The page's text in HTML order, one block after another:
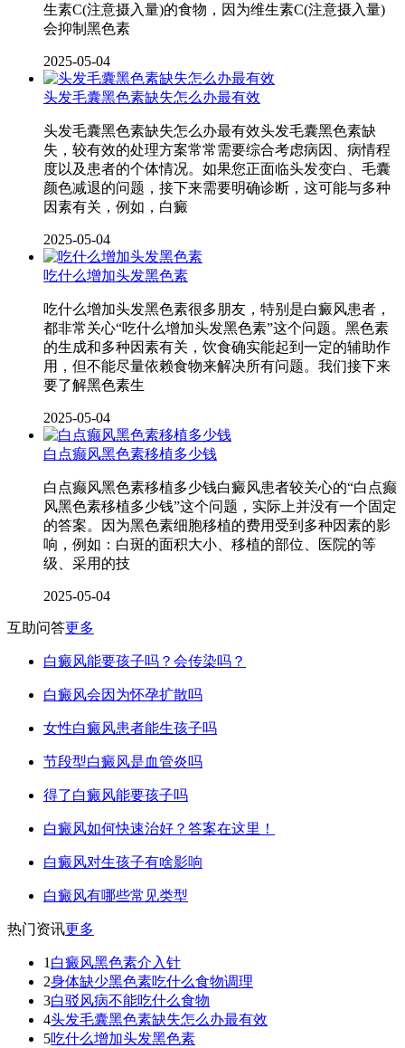
生素C(注意摄入量)的食物，因为维生素C(注意摄入量)
会抑制黑色素
2025-05-04
头发毛囊黑色素缺失怎么办最有效
头发毛囊黑色素缺失怎么办最有效头发毛囊黑色素缺
失，较有效的处理方案常常需要综合考虑病因、病情程
度以及患者的个体情况。如果您正面临头发变白、毛囊
颜色减退的问题，接下来需要明确诊断，这可能与多种
因素有关，例如，白癜
2025-05-04
吃什么增加头发黑色素
吃什么增加头发黑色素很多朋友，特别是白癜风患者，
都非常关心“吃什么增加头发黑色素”这个问题。黑色素
的生成和多种因素有关，饮食确实能起到一定的辅助作
用，但不能尽量依赖食物来解决所有问题。我们接下来
要了解黑色素生
2025-05-04
白点癫风黑色素移植多少钱
白点癫风黑色素移植多少钱白癜风患者较关心的“白点癫
风黑色素移植多少钱”这个问题，实际上并没有一个固定
的答案。因为黑色素细胞移植的费用受到多种因素的影
响，例如：白斑的面积大小、移植的部位、医院的等
级、采用的技
2025-05-04
互助问答更多
白癜风能要孩子吗？会传染吗？
白癜风会因为怀孕扩散吗
女性白癜风患者能生孩子吗
节段型白癜风是血管炎吗
得了白癜风能要孩子吗
白癜风如何快速治好？答案在这里！
白癜风对生孩子有啥影响
白癜风有哪些常见类型
热门资讯更多
1 白癜风黑色素介入针
2身体缺少黑色素吃什么食物调理
3白驳风病不能吃什么食物
4头发毛囊黑色素缺失怎么办最有效
5吃什么增加头发黑色素